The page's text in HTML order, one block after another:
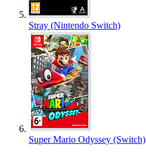
Stray (Nintendo Switch)
Super Mario Odyssey (Switch)